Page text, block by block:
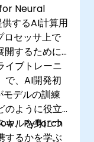
Neural
するAI計算用
ロセッサ上で
開するために
イブトレーニ
で、AI開発初
デルの訓練
のように役立
、PyTorch
するかを学ぶ
キルを身につ